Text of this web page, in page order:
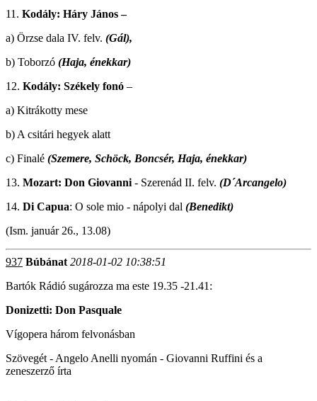
11. Kodály: Háry János –
a) Örzse dala IV. felv. (Gál),
b) Toborzó (Haja, énekkar)
12. Kodály: Székely fonó –
a) Kitrákotty mese
b) A csitári hegyek alatt
c) Finalé (Szemere, Schöck, Boncsér, Haja, énekkar)
13. Mozart: Don Giovanni - Szerenád II. felv. (D´Arcangelo)
14. Di Capua: O sole mio - nápolyi dal (Benedikt)
(Ism. január 26., 13.08)
937 Búbánat 2018-01-02 10:38:51
Bartók Rádió sugározza ma este 19.35 -21.41:
Donizetti: Don Pasquale
Vígopera három felvonásban
Szövegét - Angelo Anelli nyomán - Giovanni Ruffini és a
zeneszerző írta